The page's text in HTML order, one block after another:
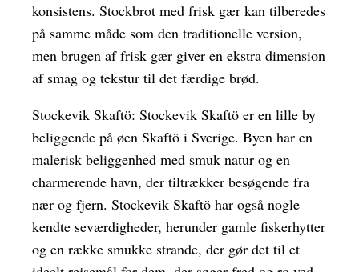
konsistens. Stockbrot med frisk gær kan tilberedes
på samme måde som den traditionelle version,
men brugen af frisk gær giver en ekstra dimension
af smag og tekstur til det færdige brød.
Stockevik Skaftö: Stockevik Skaftö er en lille by
beliggende på øen Skaftö i Sverige. Byen har en
malerisk beliggenhed med smuk natur og en
charmerende havn, der tiltrækker besøgende fra
nær og fjern. Stockevik Skaftö har også nogle
kendte seværdigheder, herunder gamle fiskerhytter
og en række smukke strande, der gør det til et